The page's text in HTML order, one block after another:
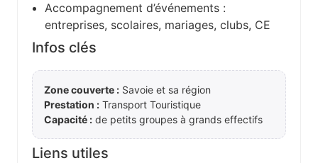
Accompagnement d’événements :
entreprises, scolaires, mariages, clubs, CE
Infos clés
Zone couverte : Savoie et sa région
Prestation : Transport Touristique
Capacité : de petits groupes à grands effectifs
Liens utiles